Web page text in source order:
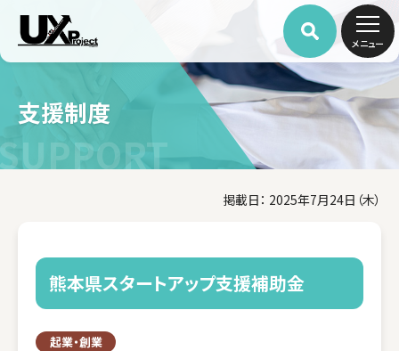
メニュー
支援制度
掲載日： 2025年7月24日（木）
熊本県スタートアップ支援補助金
起業・創業